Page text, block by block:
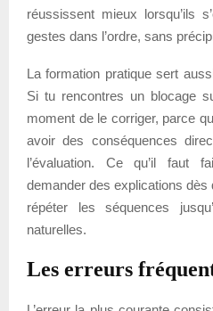
réussissent mieux lorsqu’ils
gestes dans l’ordre, sans
La formation pratique sert
Si tu rencontres un blocage
moment de le corriger, parce
avoir des conséquences
l’évaluation. Ce qu’il faut
demander des explications dès
répéter les séquences
naturelles.
Les erreurs